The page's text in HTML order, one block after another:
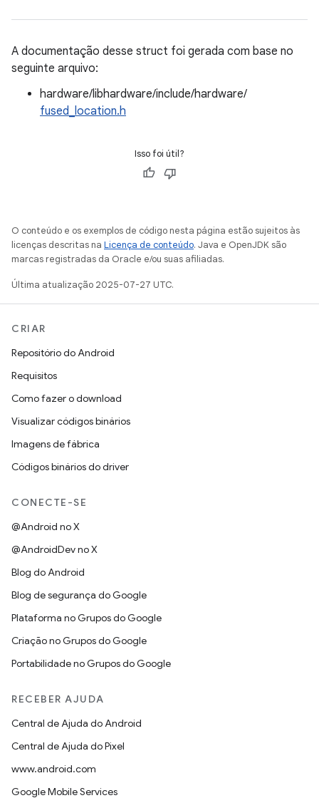
A documentação desse struct foi gerada com base no
seguinte arquivo:
hardware/libhardware/include/hardware/
fused_location.h
Isso foi útil?
O conteúdo e os exemplos de código nesta página estão sujeitos às
licenças descritas na Licença de conteúdo. Java e OpenJDK são
marcas registradas da Oracle e/ou suas afiliadas.
Última atualização 2025-07-27 UTC.
CRIAR
Repositório do Android
Requisitos
Como fazer o download
Visualizar códigos binários
Imagens de fábrica
Códigos binários do driver
CONECTE-SE
@Android no X
@AndroidDev no X
Blog do Android
Blog de segurança do Google
Plataforma no Grupos do Google
Criação no Grupos do Google
Portabilidade no Grupos do Google
RECEBER AJUDA
Central de Ajuda do Android
Central de Ajuda do Pixel
www.android.com
Google Mobile Services